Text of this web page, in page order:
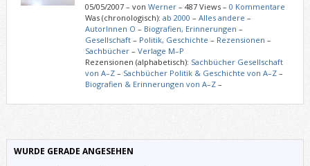
05/05/2007– von Werner– 487 Views – 0 Kommentare
Was (chronologisch): ab 2000 – Alles andere –
AutorInnen O – Biografien, Erinnerungen –
Gesellschaft– Politik, Geschichte – Rezensionen –
Sachbücher– Verlage M–P
Rezensionen (alphabetisch): Sachbücher Gesellschaft
von A–Z– Sachbücher Politik & Geschichte von A–Z–
Biografien & Erinnerungen von A–Z–
WURDE GERADE ANGESEHEN